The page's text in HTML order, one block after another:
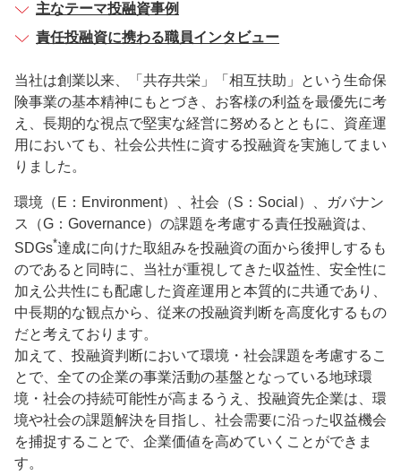
主なテーマ投融資事例
責任投融資に携わる職員インタビュー
当社は創業以来、「共存共栄」「相互扶助」という生命保
険事業の基本精神にもとづき、お客様の利益を最優先に考
え、長期的な視点で堅実な経営に努めるとともに、資産運
用においても、社会公共性に資する投融資を実施してまい
りました。
環境（E：Environment）、社会（S：Social）、ガバナン
ス（G：Governance）の課題を考慮する責任投融資は、
SDGs*達成に向けた取組みを投融資の面から後押しするも
のであると同時に、当社が重視してきた収益性、安全性に
加え公共性にも配慮した資産運用と本質的に共通であり、
中長期的な観点から、従来の投融資判断を高度化するもの
だと考えております。
加えて、投融資判断において環境・社会課題を考慮するこ
とで、全ての企業の事業活動の基盤となっている地球環
境・社会の持続可能性が高まるうえ、投融資先企業は、環
境や社会の課題解決を目指し、社会需要に沿った収益機会
を捕捉することで、企業価値を高めていくことができま
す。